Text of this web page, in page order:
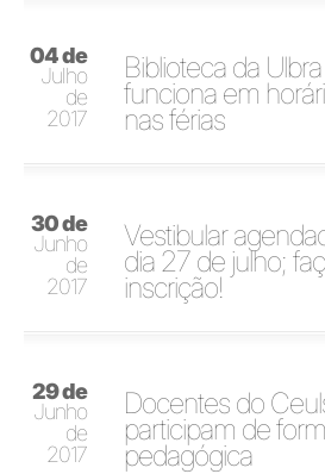
04 de
Julho
de
2017
Biblioteca da
funciona em
nas férias
30 de
Junho
de
2017
Vestibular
dia 27 de julho;
inscrição!
29 de
Junho
de
2017
Docentes do
participam de
pedagógica